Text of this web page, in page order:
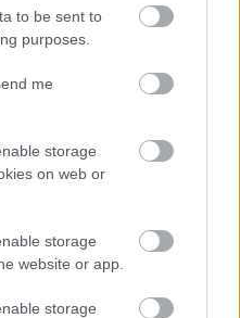
to be sent to
purposes.
me
storage
on web or
storage
website or app.
storage
Elolvasom
a Csakfoci az elsők
találatokban
Email küldés
I
#FRADI